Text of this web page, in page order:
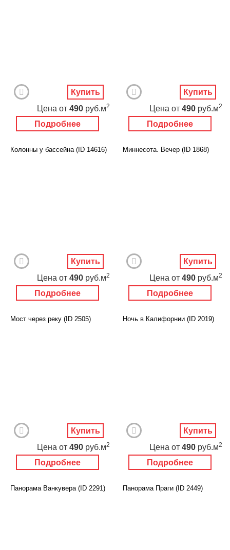
Подробнее
Цена от 490 руб.м2
Купить
Подробнее
Цена от 490 руб.м2
Купить
Колонны у бассейна (ID 14616)
Подробнее
Цена от 490 руб.м2
Купить
Миннесота. Вечер (ID 1868)
Подробнее
Цена от 490 руб.м2
Купить
Мост через реку (ID 2505)
Подробнее
Цена от 490 руб.м2
Купить
Ночь в Калифорнии (ID 2019)
Подробнее
Цена от 490 руб.м2
Купить
Панорама Ванкувера (ID 2291) Панорама Праги (ID 2449)